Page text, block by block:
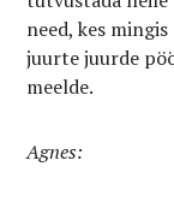
need, kes
juurte juurde
meelde.
Agnes: